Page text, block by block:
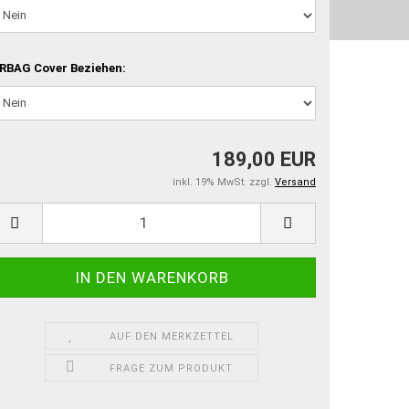
Cover Beziehen:
189,00 EUR
inkl. 19% MwSt. zzgl. Versand
AUF DEN MERKZETTEL
FRAGE ZUM PRODUKT